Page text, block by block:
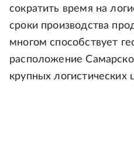
сократить время на
сроки производства
многом способствует
расположение
крупных логистических